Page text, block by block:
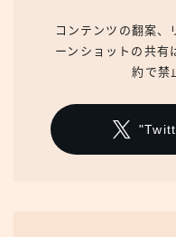
コンテンツの翻案、
ーンショットの共有
約で禁